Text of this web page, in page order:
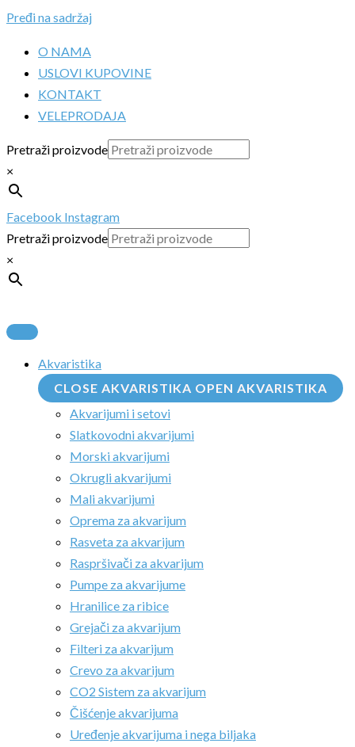
Pređi na sadržaj
O NAMA
USLOVI KUPOVINE
KONTAKT
VELEPRODAJA
Pretraži proizvode
×
Facebook Instagram
Pretraži proizvode
×
Akvaristika
CLOSE AKVARISTIKA OPEN AKVARISTIKA
Akvarijumi i setovi
Slatkovodni akvarijumi
Morski akvarijumi
Okrugli akvarijumi
Mali akvarijumi
Oprema za akvarijum
Rasveta za akvarijum
Raspršivači za akvarijum
Pumpe za akvarijume
Hranilice za ribice
Grejači za akvarijum
Filteri za akvarijum
Crevo za akvarijum
CO2 Sistem za akvarijum
Čišćenje akvarijuma
Uređenje akvarijuma i nega biljaka